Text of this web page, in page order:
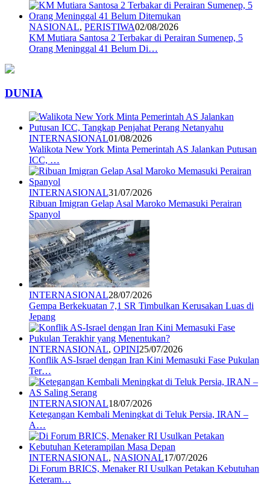
NASIONAL, PERISTIWA02/08/2026
KM Mutiara Santosa 2 Terbakar di Perairan Sumenep, 5
Orang Meninggal 41 Belum Di…
DUNIA
INTERNASIONAL01/08/2026
Walikota New York Minta Pemerintah AS Jalankan Putusan
ICC, …
INTERNASIONAL31/07/2026
Ribuan Imigran Gelap Asal Maroko Memasuki Perairan
Spanyol
INTERNASIONAL28/07/2026
Gempa Berkekuatan 7,1 SR Timbulkan Kerusakan Luas di
Jepang
INTERNASIONAL, OPINI25/07/2026
Konflik AS-Israel dengan Iran Kini Memasuki Fase Pukulan
Ter…
INTERNASIONAL18/07/2026
Ketegangan Kembali Meningkat di Teluk Persia, IRAN –
A…
INTERNASIONAL, NASIONAL17/07/2026
Di Forum BRICS, Menaker RI Usulkan Petakan Kebutuhan
Keteram…